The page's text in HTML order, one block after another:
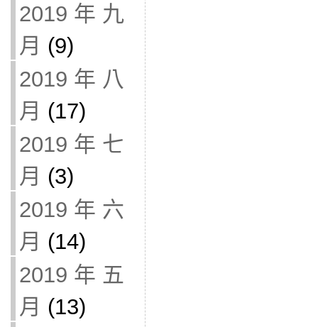
2019 年 九
月 (9)
2019 年 八
月 (17)
2019 年 七
月 (3)
2019 年 六
月 (14)
2019 年 五
月 (13)